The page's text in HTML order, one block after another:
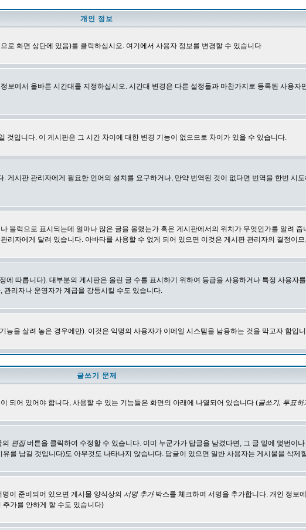
개인 정보
로 화면 상단에 있음)를 클릭하십시오. 여기에서 사용자 정보를 변경할 수 있습니다
에서 올바른 시간대를 지정하십시오. 시간대 변경은 다른 설정들과 마찬가지로 등록된 사용자
입니다. 이 게시판은 그 시간 차이에 대한 변경 기능이 없으므로 차이가 있을 수 있습니다.
시판 관리자에게 필요한 언어의 설치를 요구하거나, 만약 번역된 것이 없다면 번역을 한번 시
블럭으로 표시되는데 얼마나 많은 글을 올렸는가 혹은 게시판에서의 위치가 무엇인가를 알려
자에게 달려 있습니다. 아바타를 사용할 수 없게 되어 있으면 이것은 게시판 관리자의 결정이
따릅니다). 대부분의 게시판은 올린 글 수를 표시하기 위하여 등급을 사용하거나 특정 사용자
리자나 운영자가 계급을 강등시킬 수도 있습니다.
을 살려 놓은 경우에만). 이것은 익명의 사용자가 이메일 시스템을 남용하는 것을 막고자 함입
글쓰기 문제
되어 있어야 합니다, 사용할 수 있는 기능들은 화면의 아래에 나열되어 있습니다 (글쓰기, 투표하
편집버튼을 클릭하여 수정할 수 있습니다. 이미 누군가가 답글을 남겼다면, 그 글 밑에 몇번이
를 남길 것입니다)도 아무것도 나타나지 않습니다. 답글이 있으면 일반 사용자는 게시물을 삭제
이 준비되어 있으면 게시물 양식상의 서명 추가박스를 체크하여 서명을 추가합니다. 개인 정보
가를 안하게 할 수도 있습니다)